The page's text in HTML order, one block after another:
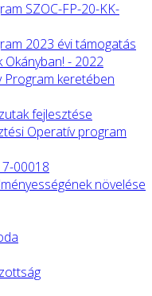
SZOC-FP-20-KK-
2023 évi támogatás
Okányban! - 2022
Program keretében
fejlesztése
Operatív program
00018
növelése